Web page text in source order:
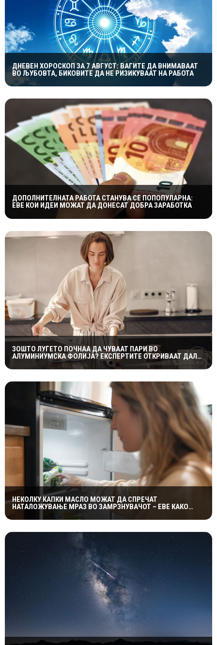
ДНЕВЕН ХОРОСКОП ЗА 7 АВГУСТ: ВАГИТЕ ДА ВНИМАВААТ
ВО ЉУБОВТА, БИКОВИТЕ ДА НЕ РИЗИКУВААТ НА РАБОТА
ДОПОЛНИТЕЛНАТА РАБОТА СТАНУВА СÈ ПОПОПУЛАРНА:
ЕВЕ КОИ ИДЕИ МОЖАТ ДА ДОНЕСАТ ДОБРА ЗАРАБОТКА
ЗОШТО ЛУЃЕТО ПОЧНАА ДА ЧУВААТ ПАРИ ВО
АЛУМИНИУМСКА ФОЛИЈА? ЕКСПЕРТИТЕ ОТКРИВААТ ДАЛИ
ТРИКОТ НАВИСТИНА ФУНКЦИОНИРА
НЕКОЛКУ КАПКИ МАСЛО МОЖАТ ДА СПРЕЧАТ
НАТАЛОЖУВАЊЕ МРАЗ ВО ЗАМРЗНУВАЧОТ – ЕВЕ КАКО
ФУНКЦИОНИРА ЕДНОСТАВНИОТ ТРИК